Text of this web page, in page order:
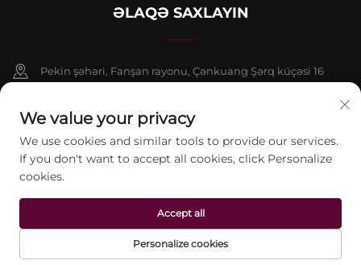
ƏLAQƏ SAXLAYIN
Pekin şəhəri, Fanşan rayonu, Çənkuang Şərq küçəsi 16
+86-13911459627
[email protected]
© 2026 Pekin Jontelaser Texnologiya Şirkəti Məhdud Məsuliyyətli
Cəmiyyəti. Bütün hüquqlar qorunur. Gizlilik Siyasəti
We value your privacy
We use cookies and similar tools to provide our services.
If you don't want to accept all cookies, click Personalize
cookies.
Personalize cookies
Accept all